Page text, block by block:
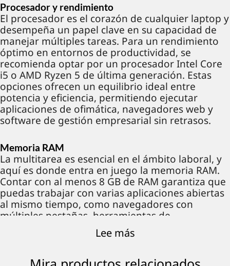
Procesador y rendimiento
El procesador es el corazón de cualquier laptop y
desempeña un papel clave en su capacidad de
manejar múltiples tareas. Para un rendimiento
óptimo en entornos de productividad, se
recomienda optar por un procesador Intel Core
i5 o AMD Ryzen 5 de última generación. Estas
opciones ofrecen un equilibrio ideal entre
potencia y eficiencia, permitiendo ejecutar
aplicaciones de ofimática, navegadores web y
software de gestión empresarial sin retrasos.
Memoria RAM
La multitarea es esencial en el ámbito laboral, y
aquí es donde entra en juego la memoria RAM.
Contar con al menos 8 GB de RAM garantiza que
puedas trabajar con varias aplicaciones abiertas
al mismo tiempo, como navegadores con
múltiples pestañas, herramientas de
videoconferencia y programas de análisis de
datos, sin experimentar ralentizaciones.
Lee más